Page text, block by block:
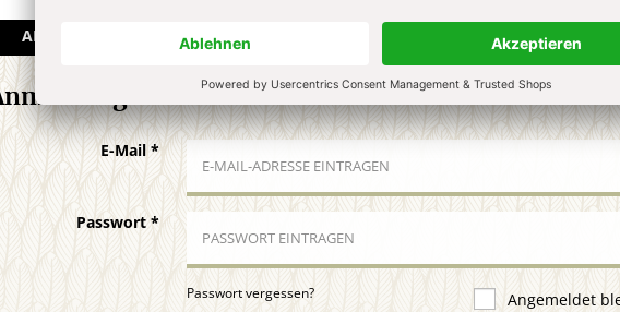
ANGEMELDET KOMMENTIEREN ALS GAST KOMMENTIEREN
E-Mail*
Passwort*
Passwort vergessen? Angemeldet